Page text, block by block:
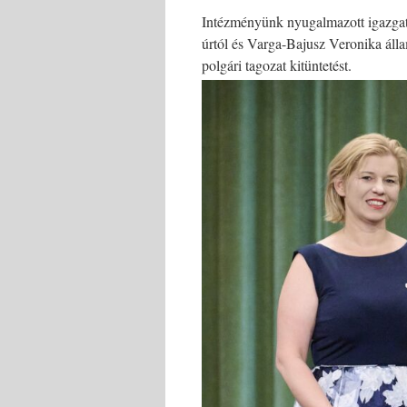
Intézményünk nyugalmazott
úrtól és Varga-Bajusz Veronika
polgári tagozat kitüntetést.